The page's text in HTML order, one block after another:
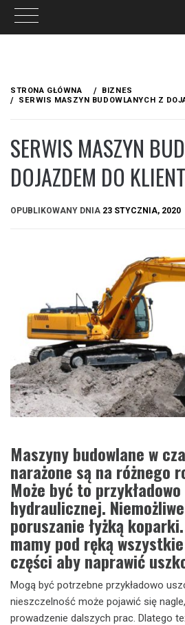
treści
STRONA GŁÓWNA
BIZNES
SERWIS MASZYN BUDOWLANYCH Z
SERWIS MASZYN
DOJAZDEM DO
OPUBLIKOWANY DNIA 23 STYCZNIA, 2020
Maszyny budowlane w
narażone są na różnego
Może być to
hydraulicznej.
poruszanie łyżką
mamy pod ręką
części aby naprawić
Mogą być potrzebne przykładowo
nieszczelność może pojawić się
prowadzenie dalszych prac. Dlatego